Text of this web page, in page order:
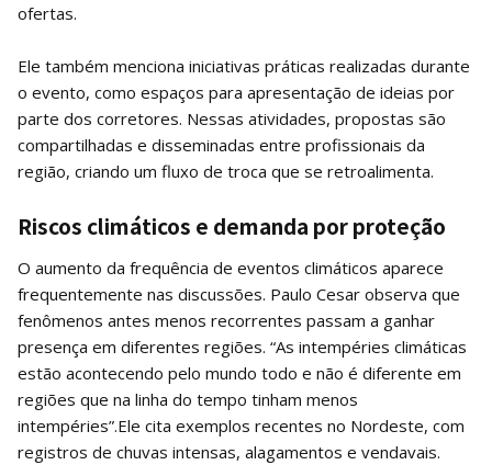
ofertas.
Ele também menciona iniciativas práticas realizadas durante
o evento, como espaços para apresentação de ideias por
parte dos corretores. Nessas atividades, propostas são
compartilhadas e disseminadas entre profissionais da
região, criando um fluxo de troca que se retroalimenta.
Riscos climáticos e demanda por proteção
O aumento da frequência de eventos climáticos aparece
frequentemente nas discussões. Paulo Cesar observa que
fenômenos antes menos recorrentes passam a ganhar
presença em diferentes regiões. “As intempéries climáticas
estão acontecendo pelo mundo todo e não é diferente em
regiões que na linha do tempo tinham menos
intempéries”.Ele cita exemplos recentes no Nordeste, com
registros de chuvas intensas, alagamentos e vendavais.